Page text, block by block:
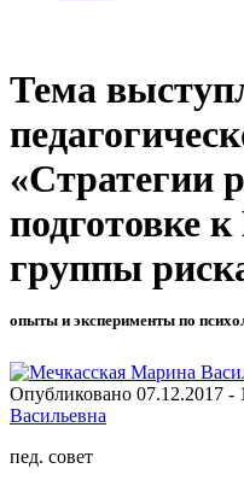
Тема
«Стратегии
подготовке
группы
опыты и эксперименты по
Опубликовано 07.12.2017 -
Васильевна
пед. совет